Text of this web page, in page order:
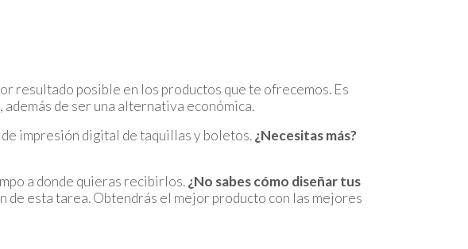
resultado posible en los productos que te ofrecemos. Es
de ser una alternativa económica.
impresión digital de taquillas y boletos.¿Necesitas más?
a donde quieras recibirlos.¿No sabes cómo diseñar tus
de esta tarea. Obtendrás el mejor producto con las mejores